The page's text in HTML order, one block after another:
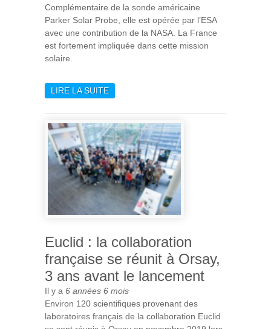
Complémentaire de la sonde américaine
Parker Solar Probe, elle est opérée par l’ESA
avec une contribution de la NASA. La France
est fortement impliquée dans cette mission
solaire.
LIRE LA SUITEDE SUCCÈS DU LANCEMENT
DÉBUTE SA MISSION
AUDACIEUSE VERS LE
SOLEIL
Euclid : la collaboration
française se réunit à Orsay,
3 ans avant le lancement
Il y a 6 années 6 mois
Environ 120 scientifiques provenant des
laboratoires français de la collaboration Euclid